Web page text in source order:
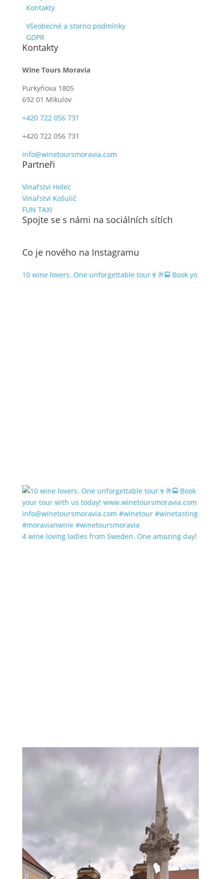
Kontakty
Všeobecné a storno podmínky
GDPR
Kontakty
Wine Tours Moravia
Purkyňova 1805
692 01 Mikulov
+420 722 056 731
+420 722 056 731
info@winetoursmoravia.com
Partneři
Vinařství Holec
Vinařství Košulič
FUN TAXI
Spojte se s námi na sociálních sítích
Co je nového na Instagramu
10 wine lovers. One unforgettable tour🍷🥂🚍 Book yo
4 wine loving ladies from Sweden. One amazing day!